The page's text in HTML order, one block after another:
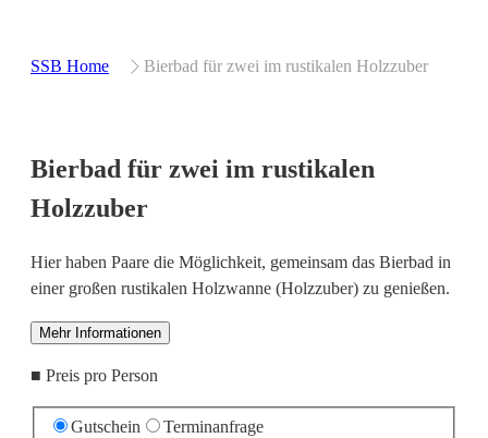
SSB Home Bierbad für zwei im rustikalen Holzzuber
Bierbad für zwei im rustikalen
Holzzuber
Hier haben Paare die Möglichkeit, gemeinsam das Bierbad in
einer großen rustikalen Holzwanne (Holzzuber) zu genießen.
Mehr Informationen
■ Preis pro Person
Gutschein Terminanfrage